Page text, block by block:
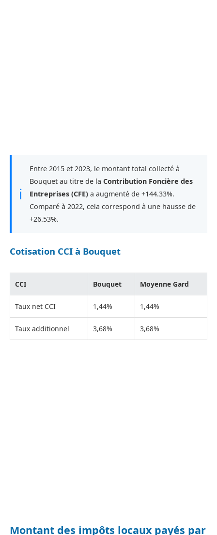
ℹ
Entre 2015 et 2023, le montant total collecté à
Bouquet au titre de la Contribution Foncière des
Entreprises (CFE) a augmenté de +144.33%.
Comparé à 2022, cela correspond à une hausse de
+26.53%.
Cotisation CCI à Bouquet
CCI Bouquet Moyenne Gard
Taux net CCI 1,44% 1,44%
Taux additionnel 3,68% 3,68%
Montant des impôts locaux payés par